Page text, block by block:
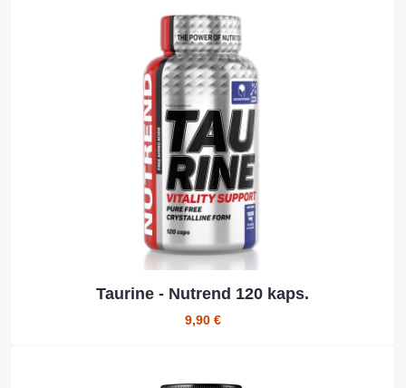
Taurine - Nutrend 120 kaps.
9,90 €